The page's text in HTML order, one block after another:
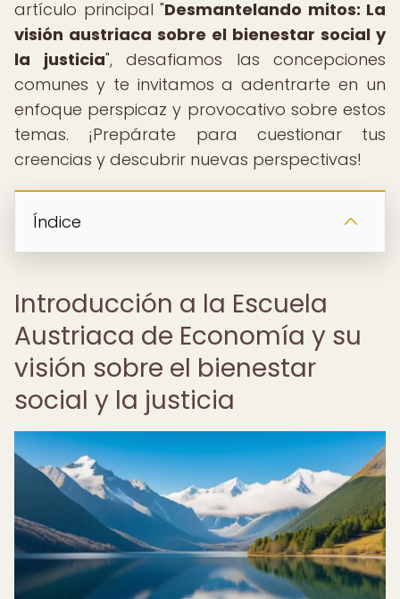
artículo principal "Desmantelando mitos: La
visión austriaca sobre el bienestar social y
la justicia", desafiamos las concepciones
comunes y te invitamos a adentrarte en un
enfoque perspicaz y provocativo sobre estos
temas. ¡Prepárate para cuestionar tus
creencias y descubrir nuevas perspectivas!
Índice
Introducción a la Escuela
Austriaca de Economía y su
visión sobre el bienestar
social y la justicia